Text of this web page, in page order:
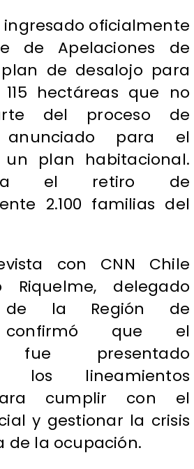
ingresado oficialmente
de Apelaciones de
de desalojo para
hectáreas que no
del proceso de
anunciado para el
plan habitacional.
el retiro de
2.100 familias del
con CNN Chile
Riquelme, delegado
de la Región de
confirmó que el
fue presentado
los lineamientos
cumplir con el
y gestionar la crisis
de la ocupación.